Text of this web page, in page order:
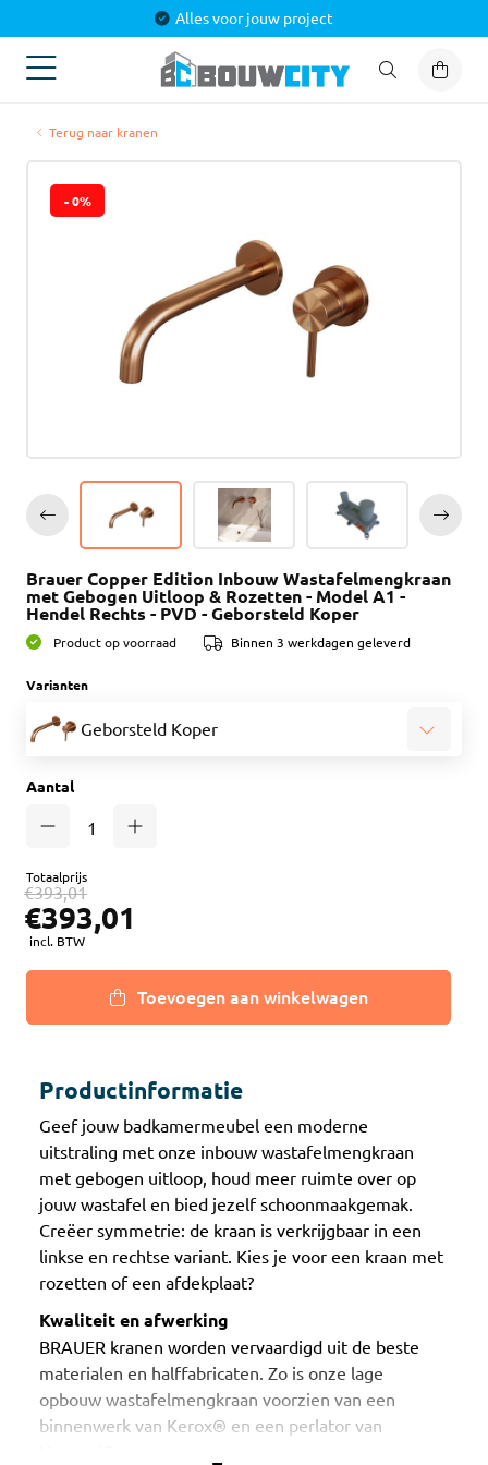
Alles voor jouw project
Terug naar kranen
- 0%
Brauer Copper Edition Inbouw Wastafelmengkraan
met Gebogen Uitloop & Rozetten - Model A1 -
Hendel Rechts - PVD - Geborsteld Koper
Product op voorraad Binnen 3 werkdagen geleverd
Varianten
Geborsteld Koper
Aantal
Totaalprijs
€393,01
€393,01
incl. BTW
Toevoegen aan winkelwagen
Productinformatie
Geef jouw badkamermeubel een moderne
uitstraling met onze inbouw wastafelmengkraan
met gebogen uitloop, houd meer ruimte over op
jouw wastafel en bied jezelf schoonmaakgemak.
Creëer symmetrie: de kraan is verkrijgbaar in een
linkse en rechtse variant. Kies je voor een kraan met
rozetten of een afdekplaat?
Kwaliteit en afwerking
BRAUER kranen worden vervaardigd uit de beste
materialen en halffabricaten. Zo is onze lage
opbouw wastafelmengkraan voorzien van een
binnenwerk van Kerox® en een perlator van